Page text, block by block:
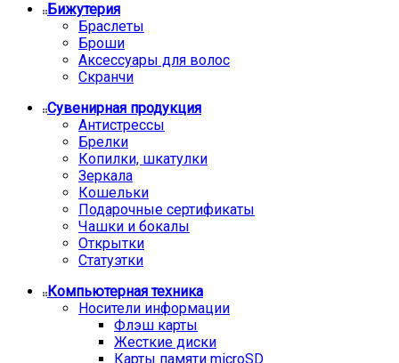
Бижутерия
Браслеты
Броши
Аксессуары для волос
Скранчи
Сувенирная продукция
Антистрессы
Брелки
Копилки, шкатулки
Зеркала
Кошельки
Подарочные сертификаты
Чашки и бокалы
Открытки
Статуэтки
Компьютерная техника
Носители информации
Флэш карты
Жесткие диски
Карты памяти microSD